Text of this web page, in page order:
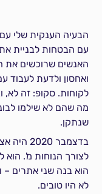
הבעיה הענקית שלי
עם הבטחות לבניית
האנשים שרוכשים את
ואחסון ולדעת לעבוד
לקוחות. סקופ: זה לא,
מה שהם לא שילמו
שנתקן.
בדצמבר
לצורך הנוחות מ'. הוא
הוא בנה שני אתרים –
לא היו טובים.